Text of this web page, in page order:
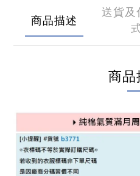
商品描述
送貨及
商品